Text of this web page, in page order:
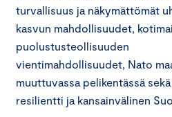
turvallisuus ja näkymättömät
kasvun mahdollisuudet,
puolustusteollisuuden
vientimahdollisuudet, Nato
muuttuvassa pelikentässä
resilientti ja kansainvälinen